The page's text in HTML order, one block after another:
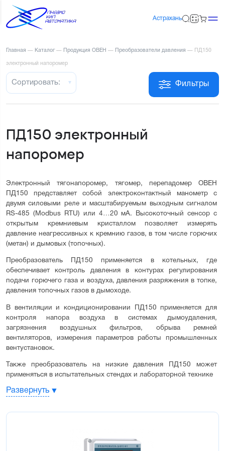
Астрахань
Главная — Каталог — Продукция ОВЕН — Преобразователи давления — ПД150
электронный напоромер
Фильтры
Сортировать:
ПД150 электронный
напоромер
Электронный тягонапоромер, тягомер, перепадомер ОВЕН
ПД150 представляет собой электроконтактный манометр с
двумя силовыми реле и масштабируемым выходным сигналом
RS-485 (Modbus RTU) или 4…20 мА. Высокоточный сенсор с
открытым кремниевым кристаллом позволяет измерять
давление неагрессивных к кремнию газов, в том числе горючих
(метан) и дымовых (топочных).
Преобразователь ПД150 применяется в котельных, где
обеспечивает контроль давления в контурах регулирования
подачи горючего газа и воздуха, давления разряжения в топке,
давления топочных газов в дымоходе.
В вентиляции и кондиционировании ПД150 применяется для
контроля напора воздуха в системах дымоудаления,
загрязнения воздушных фильтров, обрыва ремней
вентиляторов, измерения параметров работы промышленных
вентустановок.
Также преобразователь на низкие давления ПД150 может
применяться в испытательных стендах и лабораторной технике
Среда измерения:
Неагрессивные газы, в том числе горючие и дымовые
Развернуть